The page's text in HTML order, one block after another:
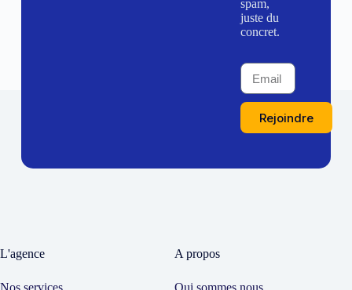
spam,
juste du
concret.
Rejoindre
L'agence A propos